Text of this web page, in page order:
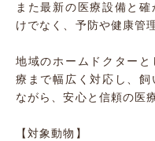
また最新の医療設備と
けでなく、予防や健康管
地域のホームドクター
療まで幅広く対応し、
ながら、安心と信頼の医
【対象動物】